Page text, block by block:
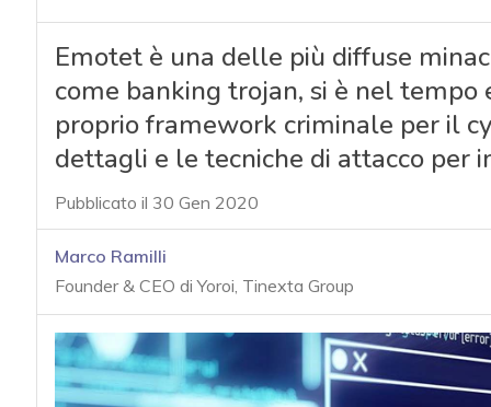
Emotet è una delle più diffuse
come banking trojan, si è nel
proprio framework criminale per il
dettagli e le tecniche di attacco per
Pubblicato il 30 Gen 2020
Marco Ramilli
Founder & CEO di Yoroi, Tinexta Group